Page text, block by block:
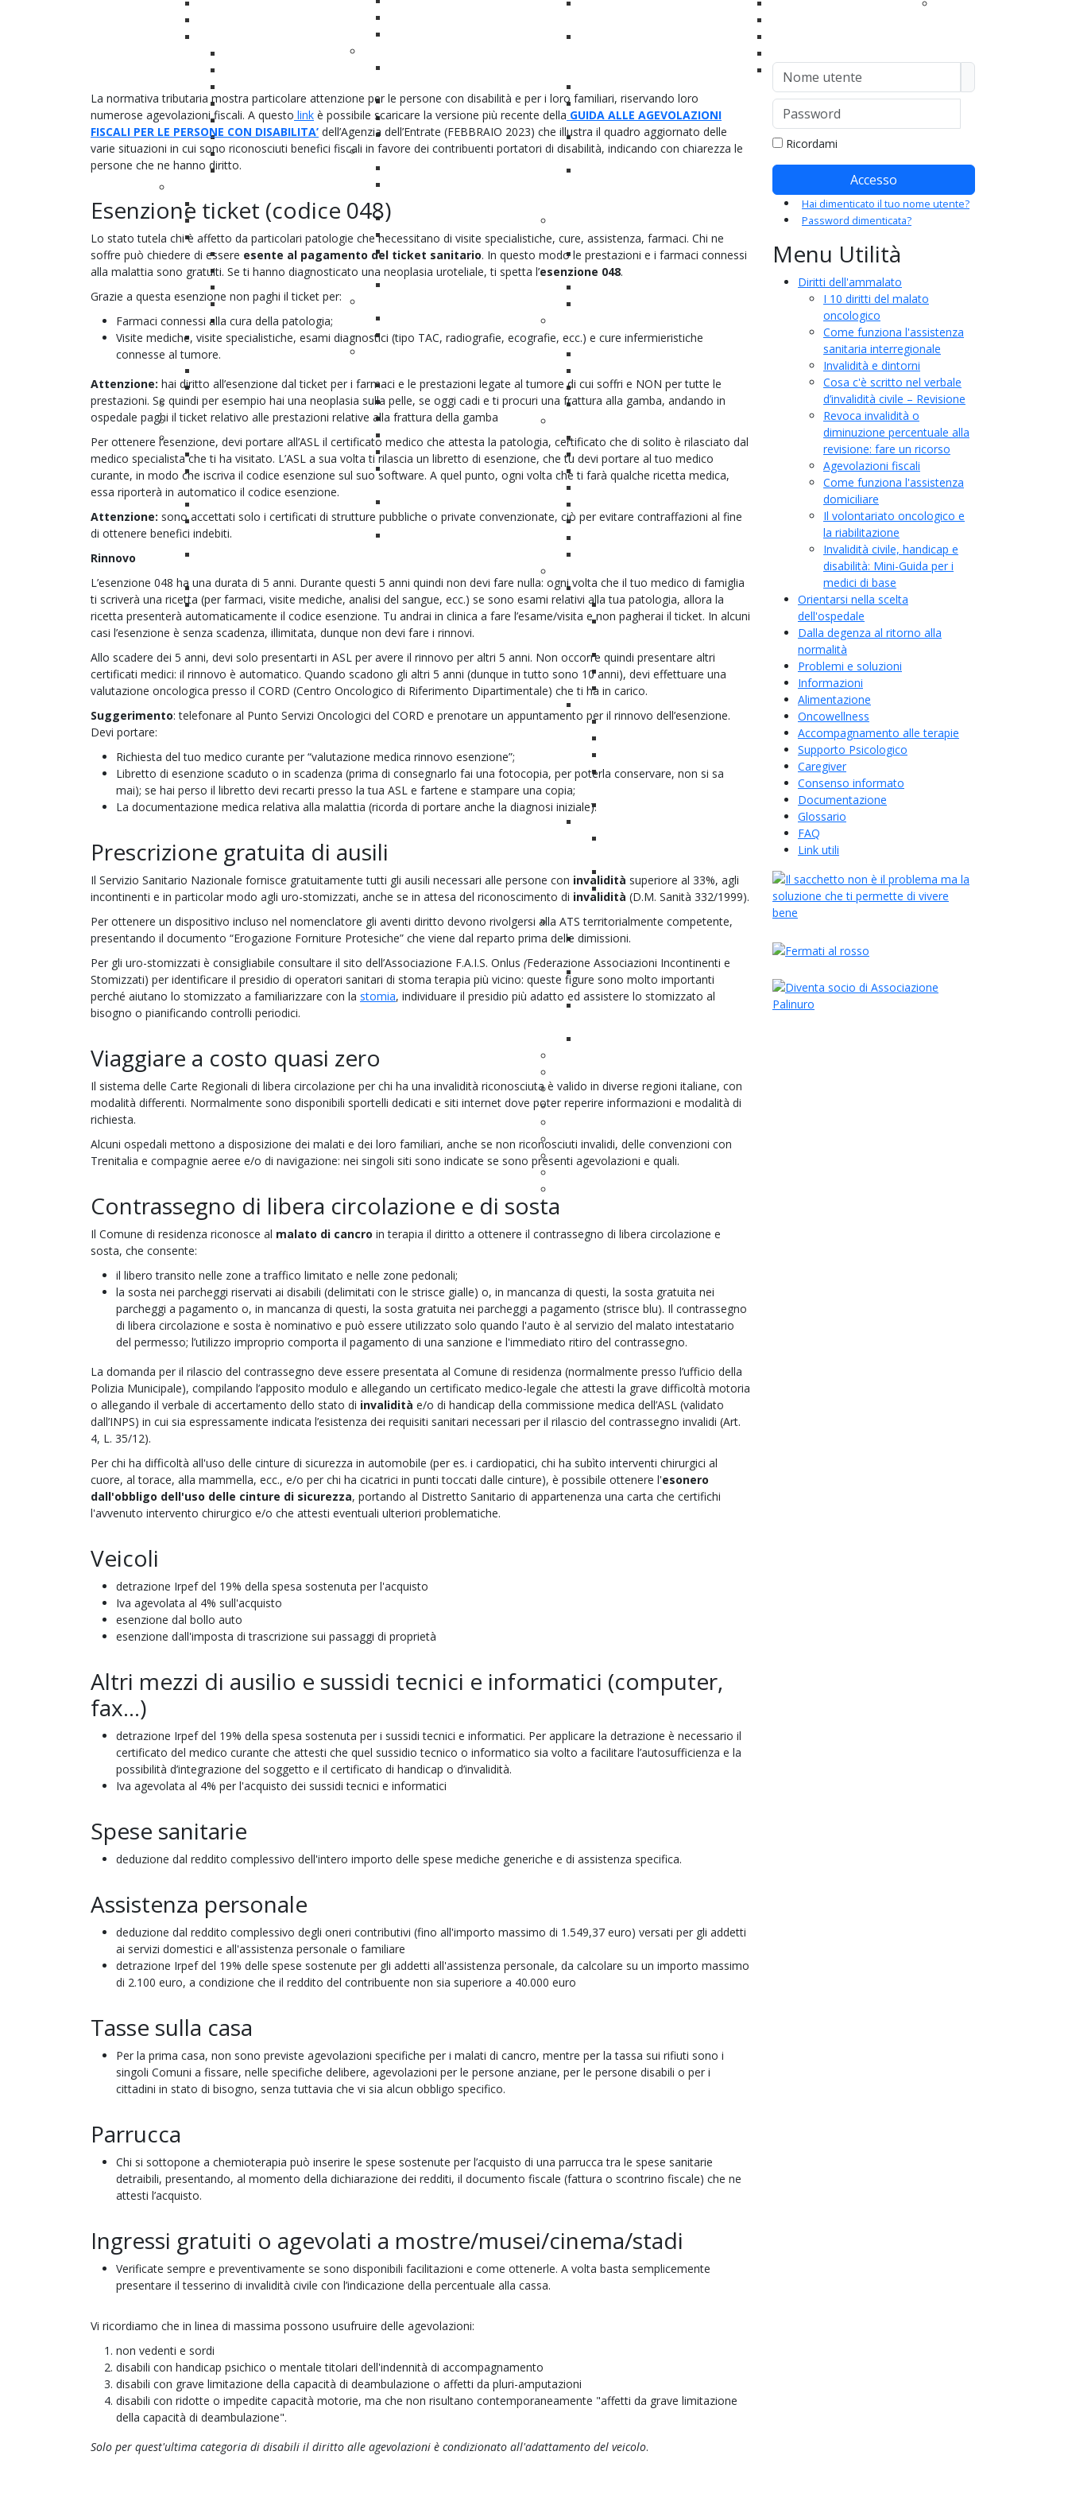
Congresso 2022
Congresso 2021
Congresso 2020
Congresso 2019
Congresso 2018
URO-H-ADVISOR
URO-H-ANGELS
Fermati al Rosso
Fermati al rosso 2022
Fermati al rosso 2023
Fermati al rosso 2025
Fermati al rosso 2026
Focus per MMG - Indaga il
rosso
Secondo parere
Facciamo rete
Esperti per esperienza
Area Scientifica
Ricerca sulla qualità della vita
Bando ricerca Carcinoma
Vescica
Studi Clinici & Innovazione
Clinica Applicata News
PDTA del tumore alla vescica
Contributors
Gli esami
La Turv
Stadiazione e Graduazione
Le Terapie
Tumore infiltrante
Consenso informato
Approfondimento: Chirurgia
Robotica
Complicanze
Chemioterapia
Radioterapia
Immunoterapia
Il tumore metastatico
Diventa paziente Proattivo
Sopravvivenza e qualità della
up)
Come funziona l'assistenza
domiciliare
Il volontariato oncologico e la
riabilitazione
dell'ospedale
I migliori ospedali per la cura del
tumore alla vescica
normalità
Il ritorno a casa
La vita dopo il cancro
Pianeta incontinenza
Problemi sessuali
Rinuncia alla maternità
Il pavimento pelvico
Linfedema
Info tumori superficiali
Instillazioni vescicali
Conservazione della vescica-
Instillazioni device-assisted
Dubbi e riflessioni
Cistoscopia
Abbigliamento per stomizzati
Come cambio il sacchetto,
Come praticare
autocateterismo
Alimentazione
Guida ai comportamenti
Consigli di nutrizione per il
tumore alla vescica
Un'app gratuita per una corretta
Supporto Psicologico
Caregiver
Documentazione
Glossario
Sezioni regionali
PalinuRoma
La normativa tributaria mostra particolare attenzione per le persone con disabilità e per i loro familiari, riservando loro
numerose agevolazioni fiscali. A questo link è possibile scaricare la versione più recente della GUIDA ALLE AGEVOLAZIONI
FISCALI PER LE PERSONE CON DISABILITA’ dell’Agenzia dell’Entrate (FEBBRAIO 2023) che illustra il quadro aggiornato delle
varie situazioni in cui sono riconosciuti benefici fiscali in favore dei contribuenti portatori di disabilità, indicando con chiarezza le
persone che ne hanno diritto.
Esenzione ticket (codice 048)
Lo stato tutela chi è affetto da particolari patologie che necessitano di visite specialistiche, cure, assistenza, farmaci. Chi ne
soffre può chiedere di essere esente al pagamento del ticket sanitario. In questo modo le prestazioni e i farmaci connessi
alla malattia sono gratuiti. Se ti hanno diagnosticato una neoplasia uroteliale, ti spetta l’esenzione 048.
Grazie a questa esenzione non paghi il ticket per:
Farmaci connessi alla cura della patologia;
Visite mediche, visite specialistiche, esami diagnostici (tipo TAC, radiografie, ecografie, ecc.) e cure infermieristiche
connesse al tumore.
Attenzione: hai diritto all’esenzione dal ticket per i farmaci e le prestazioni legate al tumore di cui soffri e NON per tutte le
prestazioni. Se quindi per esempio hai una neoplasia sulla pelle, se oggi cadi e ti procuri una frattura alla gamba, andando in
ospedale paghi il ticket relativo alle prestazioni relative alla frattura della gamba
Per ottenere l’esenzione, devi portare all’ASL il certificato medico che attesta la patologia, certificato che di solito è rilasciato dal
medico specialista che ti ha visitato. L’ASL a sua volta ti rilascia un libretto di esenzione, che tu devi portare al tuo medico
curante, in modo che iscriva il codice esenzione sul suo software. A quel punto, ogni volta che ti farà qualche ricetta medica,
essa riporterà in automatico il codice esenzione.
Attenzione: sono accettati solo i certificati di strutture pubbliche o private convenzionate, ciò per evitare contraffazioni al fine
di ottenere benefici indebiti.
Rinnovo
L’esenzione 048 ha una durata di 5 anni. Durante questi 5 anni quindi non devi fare nulla: ogni volta che il tuo medico di famiglia
ti scriverà una ricetta (per farmaci, visite mediche, analisi del sangue, ecc.) se sono esami relativi alla tua patologia, allora la
ricetta presenterà automaticamente il codice esenzione. Tu andrai in clinica a fare l’esame/visita e non pagherai il ticket. In alcuni
casi l’esenzione è senza scadenza, illimitata, dunque non devi fare i rinnovi.
Allo scadere dei 5 anni, devi solo presentarti in ASL per avere il rinnovo per altri 5 anni. Non occorre quindi presentare altri
certificati medici: il rinnovo è automatico. Quando scadono gli altri 5 anni (dunque in tutto sono 10 anni), devi effettuare una
valutazione oncologica presso il CORD (Centro Oncologico di Riferimento Dipartimentale) che ti ha in carico.
Suggerimento: telefonare al Punto Servizi Oncologici del CORD e prenotare un appuntamento per il rinnovo dell’esenzione.
Devi portare:
Richiesta del tuo medico curante per “valutazione medica rinnovo esenzione”;
Libretto di esenzione scaduto o in scadenza (prima di consegnarlo fai una fotocopia, per poterla conservare, non si sa
mai); se hai perso il libretto devi recarti presso la tua ASL e fartene e stampare una copia;
La documentazione medica relativa alla malattia (ricorda di portare anche la diagnosi iniziale).
Prescrizione gratuita di ausili
Il Servizio Sanitario Nazionale fornisce gratuitamente tutti gli ausili necessari alle persone con invalidità superiore al 33%, agli
incontinenti e in particolar modo agli uro-stomizzati, anche se in attesa del riconoscimento di invalidità (D.M. Sanità 332/1999).
Per ottenere un dispositivo incluso nel nomenclatore gli aventi diritto devono rivolgersi alla ATS territorialmente competente,
presentando il documento “Erogazione Forniture Protesiche” che viene dal reparto prima delle dimissioni.
Per gli uro-stomizzati è consigliabile consultare il sito dell’Associazione F.A.I.S. Onlus (Federazione Associazioni Incontinenti e
Stomizzati) per identificare il presidio di operatori sanitari di stoma terapia più vicino: queste figure sono molto importanti
perché aiutano lo stomizzato a familiarizzare con la stomia, individuare il presidio più adatto ed assistere lo stomizzato al
bisogno o pianificando controlli periodici.
Viaggiare a costo quasi zero
Il sistema delle Carte Regionali di libera circolazione per chi ha una invalidità riconosciuta è valido in diverse regioni italiane, con
modalità differenti. Normalmente sono disponibili sportelli dedicati e siti internet dove poter reperire informazioni e modalità di
richiesta.
Alcuni ospedali mettono a disposizione dei malati e dei loro familiari, anche se non riconosciuti invalidi, delle convenzioni con
Trenitalia e compagnie aeree e/o di navigazione: nei singoli siti sono indicate se sono presenti agevolazioni e quali.
Contrassegno di libera circolazione e di sosta
Il Comune di residenza riconosce al malato di cancro in terapia il diritto a ottenere il contrassegno di libera circolazione e
sosta, che consente:
il libero transito nelle zone a traffico limitato e nelle zone pedonali;
la sosta nei parcheggi riservati ai disabili (delimitati con le strisce gialle) o, in mancanza di questi, la sosta gratuita nei
parcheggi a pagamento o, in mancanza di questi, la sosta gratuita nei parcheggi a pagamento (strisce blu). Il contrassegno
di libera circolazione e sosta è nominativo e può essere utilizzato solo quando l'auto è al servizio del malato intestatario
del permesso; l’utilizzo improprio comporta il pagamento di una sanzione e l'immediato ritiro del contrassegno.
La domanda per il rilascio del contrassegno deve essere presentata al Comune di residenza (normalmente presso l’ufficio della
Polizia Municipale), compilando l’apposito modulo e allegando un certificato medico-legale che attesti la grave difficoltà motoria
o allegando il verbale di accertamento dello stato di invalidità e/o di handicap della commissione medica dell’ASL (validato
dall’INPS) in cui sia espressamente indicata l’esistenza dei requisiti sanitari necessari per il rilascio del contrassegno invalidi (Art.
4, L. 35/12).
Per chi ha difficoltà all'uso delle cinture di sicurezza in automobile (per es. i cardiopatici, chi ha subìto interventi chirurgici al
cuore, al torace, alla mammella, ecc., e/o per chi ha cicatrici in punti toccati dalle cinture), è possibile ottenere l'esonero
dall'obbligo dell'uso delle cinture di sicurezza, portando al Distretto Sanitario di appartenenza una carta che certifichi
l'avvenuto intervento chirurgico e/o che attesti eventuali ulteriori problematiche.
Veicoli
detrazione Irpef del 19% della spesa sostenuta per l'acquisto
Iva agevolata al 4% sull'acquisto
esenzione dal bollo auto
esenzione dall'imposta di trascrizione sui passaggi di proprietà
Altri mezzi di ausilio e sussidi tecnici e informatici (computer,
fax...)
detrazione Irpef del 19% della spesa sostenuta per i sussidi tecnici e informatici. Per applicare la detrazione è necessario il
certificato del medico curante che attesti che quel sussidio tecnico o informatico sia volto a facilitare l’autosufficienza e la
possibilità d’integrazione del soggetto e il certificato di handicap o d’invalidità.
Iva agevolata al 4% per l'acquisto dei sussidi tecnici e informatici
Spese sanitarie
deduzione dal reddito complessivo dell'intero importo delle spese mediche generiche e di assistenza specifica.
Assistenza personale
deduzione dal reddito complessivo degli oneri contributivi (fino all'importo massimo di 1.549,37 euro) versati per gli addetti
ai servizi domestici e all'assistenza personale o familiare
detrazione Irpef del 19% delle spese sostenute per gli addetti all'assistenza personale, da calcolare su un importo massimo
di 2.100 euro, a condizione che il reddito del contribuente non sia superiore a 40.000 euro
Tasse sulla casa
Per la prima casa, non sono previste agevolazioni specifiche per i malati di cancro, mentre per la tassa sui rifiuti sono i
singoli Comuni a fissare, nelle specifiche delibere, agevolazioni per le persone anziane, per le persone disabili o per i
cittadini in stato di bisogno, senza tuttavia che vi sia alcun obbligo specifico.
Parrucca
Chi si sottopone a chemioterapia può inserire le spese sostenute per l’acquisto di una parrucca tra le spese sanitarie
detraibili, presentando, al momento della dichiarazione dei redditi, il documento fiscale (fattura o scontrino fiscale) che ne
attesti l’acquisto.
Ingressi gratuiti o agevolati a mostre/musei/cinema/stadi
Verificate sempre e preventivamente se sono disponibili facilitazioni e come ottenerle. A volta basta semplicemente
presentare il tesserino di invalidità civile con l’indicazione della percentuale alla cassa.
Vi ricordiamo che in linea di massima possono usufruire delle agevolazioni:
non vedenti e sordi
disabili con handicap psichico o mentale titolari dell'indennità di accompagnamento
disabili con grave limitazione della capacità di deambulazione o affetti da pluri-amputazioni
disabili con ridotte o impedite capacità motorie, ma che non risultano contemporaneamente "affetti da grave limitazione
della capacità di deambulazione".
Solo per quest'ultima categoria di disabili il diritto alle agevolazioni è condizionato all'adattamento del veicolo.
Nome utente
Password
Ricordami
Accesso
Hai dimenticato il tuo nome utente?
Password dimenticata?
Menu Utilità
Diritti dell'ammalato
I 10 diritti del malato
oncologico
Come funziona l'assistenza
sanitaria interregionale
Invalidità e dintorni
Cosa c'è scritto nel verbale
d’invalidità civile – Revisione
Revoca invalidità o
diminuzione percentuale alla
revisione: fare un ricorso
Agevolazioni fiscali
Come funziona l'assistenza
domiciliare
Il volontariato oncologico e
la riabilitazione
Invalidità civile, handicap e
disabilità: Mini-Guida per i
medici di base
Orientarsi nella scelta
dell'ospedale
Dalla degenza al ritorno alla
normalità
Problemi e soluzioni
Informazioni
Alimentazione
Oncowellness
Accompagnamento alle terapie
Supporto Psicologico
Caregiver
Consenso informato
Documentazione
Glossario
FAQ
Link utili